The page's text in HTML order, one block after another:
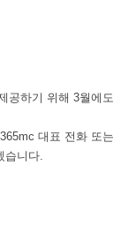
공하기 위해 3월에도
대표 전화 또는
습니다.